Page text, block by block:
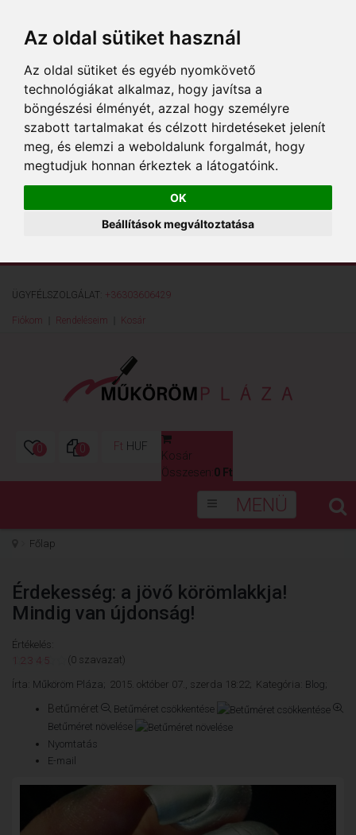
Az oldal sütiket használ
Az oldal sütiket és egyéb nyomkövető
technológiákat alkalmaz, hogy javítsa a
böngészési élményét, azzal hogy személyre
szabott tartalmakat és célzott hirdetéseket jelenít
meg, és elemzi a weboldalunk forgalmát, hogy
megtudjuk honnan érkeztek a látogatóink.
OK
Beállítások megváltoztatása
ÜGYFÉLSZOLGÁLAT: +36303606429
Fiókom Rendeléseim Kosár
0 0 Ft HUF
Kosár
Összesen: 0 Ft
MENÜ
Főlap
Érdekesség: a jövő körömlakkja!
Mindig van újdonság!
Értékelés:
1 2 3 4 5 (0 szavazat)
Írta: Műköröm Pláza; 2015. október 07., szerda 18:22; Kategória: Blog;
Betűméret
Betűméret csökkentése
Betűméret növelése
Nyomtatás
E-mail